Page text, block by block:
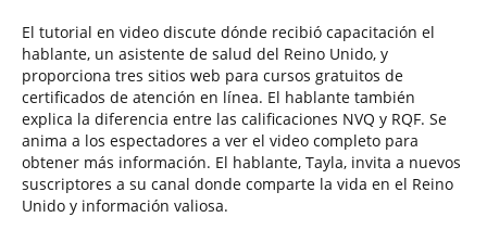
El tutorial en video discute dónde recibió capacitación el
hablante, un asistente de salud del Reino Unido, y
proporciona tres sitios web para cursos gratuitos de
certificados de atención en línea. El hablante también
explica la diferencia entre las calificaciones NVQ y RQF. Se
anima a los espectadores a ver el video completo para
obtener más información. El hablante, Tayla, invita a nuevos
suscriptores a su canal donde comparte la vida en el Reino
Unido y información valiosa.